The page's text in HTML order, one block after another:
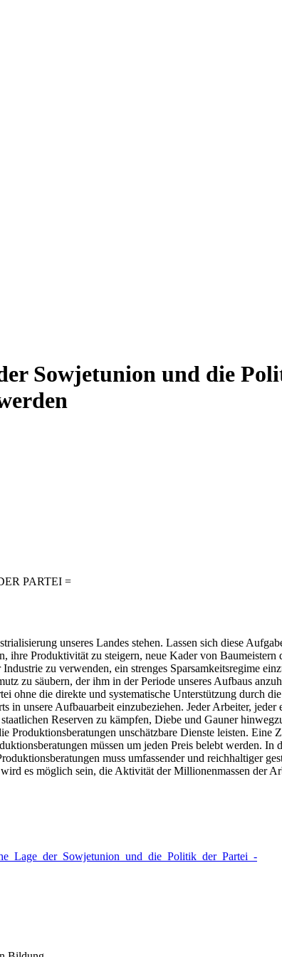
Sowjetunion und die
PARTEI =
unseres Landes stehen. Lassen sich diese
Produktivität zu steigern, neue Kader von Baumeistern
zu verwenden, ein strenges Sparsamkeitsregime
zu säubern, der ihm in der Periode unseres Aufbaus
ohne die direkte und systematische Unterstützung durch
unsere Aufbauarbeit einzubeziehen. Jeder Arbeiter,
Reserven zu kämpfen, Diebe und Gauner
Produktionsberatungen unschätzbare Dienste leisten. Eine
müssen um jeden Preis belebt werden.
muss umfassender und reichhaltiger
es möglich sein, die Aktivität der Millionenmassen der